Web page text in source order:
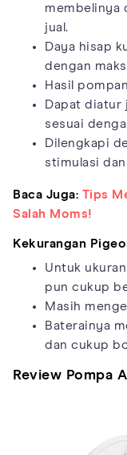
membelinya
jual.
Daya hisap
dengan
Hasil
Dapat diatur
sesuai
Dilengkapi
stimulasi
Baca Juga: Tips
Salah Moms!
Kekurangan
Untuk
pun cukup
Masih
Baterainya
dan cukup
Review Pompa